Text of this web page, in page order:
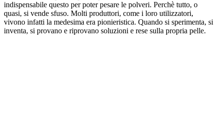
indispensabile questo per poter pesare le polveri. Perchè tutto, o
quasi, si vende sfuso. Molti produttori, come i loro utilizzatori,
vivono infatti la medesima era pionieristica. Quando si sperimenta, si
inventa, si provano e riprovano soluzioni e rese sulla propria pelle.